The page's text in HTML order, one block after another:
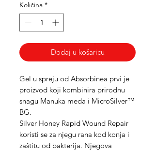
Količina *
Dodaj u košaricu
Gel u spreju od Absorbinea prvi je
proizvod koji kombinira prirodnu
snagu Manuka meda i MicroSilver™
BG.
Silver Honey Rapid Wound Repair
koristi se za njegu rana kod konja i
zaštitu od bakterija. Njegova